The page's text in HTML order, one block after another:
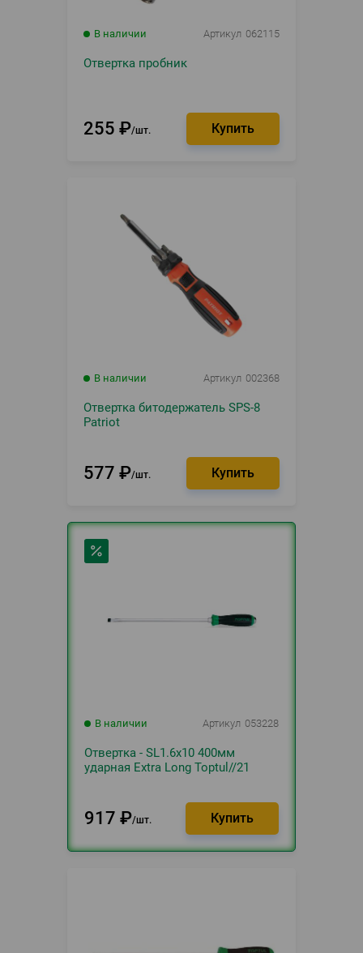
В наличии Артикул 062115
Отвертка пробник
255 ₽ шт.
В наличии Артикул 002368
Отвертка битодержатель SPS-8
Patriot
577 ₽ шт.
В наличии Артикул 053228
Отвертка - SL1.6х10 400мм
ударная Extra Long Toptul//21
917 ₽ шт.